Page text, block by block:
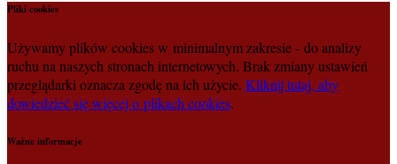
Pliki cookies
Używamy plików cookies w minimalnym zakresie - do analizy
ruchu na naszych stronach internetowych. Brak zmiany ustawień
przeglądarki oznacza zgodę na ich użycie. Kliknij tutaj, aby
dowiedzieć się więcej o plikach cookies.
Ważne informacje